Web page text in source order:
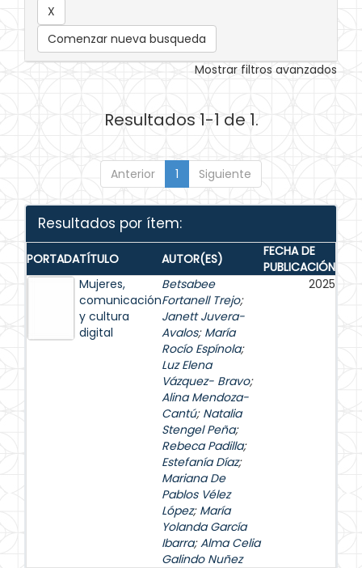
Comenzar nueva busqueda
Mostrar filtros avanzados
Resultados 1-1 de 1.
Anterior 1 Siguiente
Resultados por ítem:
PORTADATÍTULO AUTOR(ES)
FECHA DE
PUBLICACIÓN
Mujeres,
comunicación
y cultura
digital
Betsabee
Fortanell Trejo;
Janett Juvera-
Avalos; María
Rocío Espínola;
Luz Elena
Vázquez- Bravo;
Alina Mendoza-
Cantú; Natalia
Stengel Peña;
Rebeca Padilla;
Estefanía Díaz;
Mariana De
Pablos Vélez
López; María
Yolanda García
Ibarra;Alma Celia
Galindo Nuñez
2025